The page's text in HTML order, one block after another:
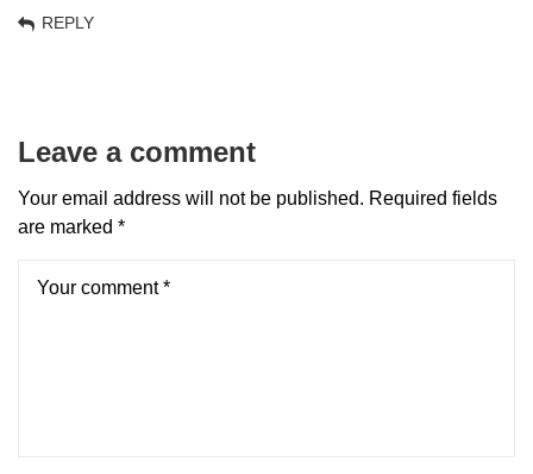
REPLY
Leave a comment
Your email address will not be published. Required fields
are marked *